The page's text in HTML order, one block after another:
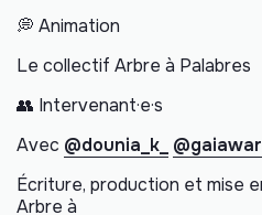
💭 Animation
Le collectif Arbre à Palabres
👥 Intervenant·e·s
Avec @dounia_k_
Écriture, production et mise
Arbre à